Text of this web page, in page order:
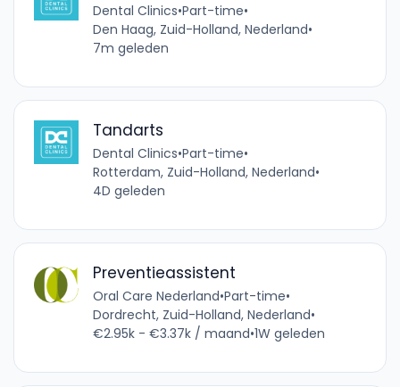
Dental Clinics•Part-time•
Den Haag, Zuid-Holland, Nederland•
7m geleden
Tandarts
Dental Clinics•Part-time•
Rotterdam, Zuid-Holland, Nederland•
4D geleden
Preventieassistent
Oral Care Nederland•Part-time•
Dordrecht, Zuid-Holland, Nederland•
€2.95k - €3.37k / maand•1W geleden